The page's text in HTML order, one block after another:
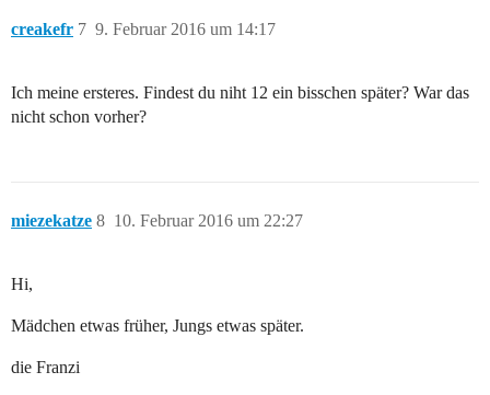
creakefr 9. Februar 2016 um 14:17
7
Ich meine ersteres. Findest du niht 12 ein bisschen später? War das
nicht schon vorher?
miezekatze 10. Februar 2016 um 22:27
8
Hi,
Mädchen etwas früher, Jungs etwas später.
die Franzi